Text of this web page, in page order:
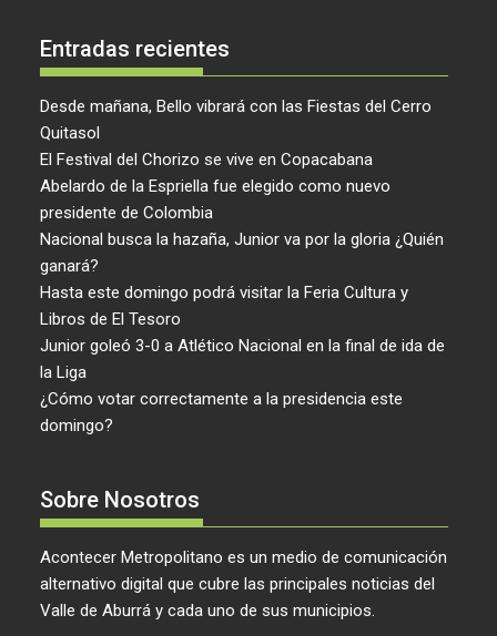
Entradas recientes
Desde mañana, Bello vibrará con las Fiestas del Cerro
Quitasol
El Festival del Chorizo se vive en Copacabana
Abelardo de la Espriella fue elegido como nuevo
presidente de Colombia
Nacional busca la hazaña, Junior va por la gloria ¿Quién
ganará?
Hasta este domingo podrá visitar la Feria Cultura y
Libros de El Tesoro
Junior goleó 3-0 a Atlético Nacional en la final de ida de
la Liga
¿Cómo votar correctamente a la presidencia este
domingo?
Sobre Nosotros
Acontecer Metropolitano es un medio de comunicación
alternativo digital que cubre las principales noticias del
Valle de Aburrá y cada uno de sus municipios.